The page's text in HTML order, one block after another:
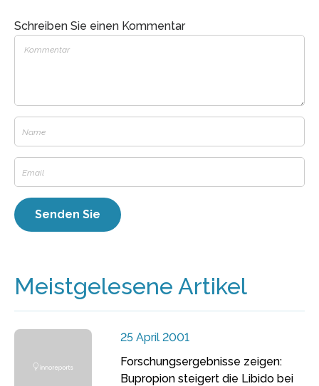
Schreiben Sie einen Kommentar
Meistgelesene Artikel
25 April 2001
Forschungsergebnisse zeigen:
Bupropion steigert die Libido bei